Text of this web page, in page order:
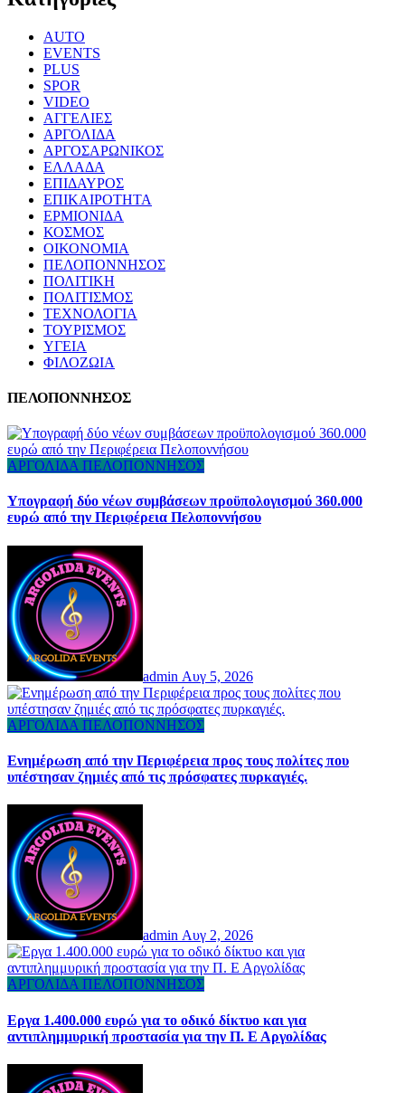
AUTO
EVENTS
PLUS
SPOR
VIDEO
ΑΓΓΕΛΙΕΣ
ΑΡΓΟΛΙΔΑ
ΑΡΓΟΣΑΡΩΝΙΚΟΣ
ΕΛΛΑΔΑ
ΕΠΙΔΑΥΡΟΣ
ΕΠΙΚΑΙΡΟΤΗΤΑ
ΕΡΜΙΟΝΙΔΑ
ΚΟΣΜΟΣ
ΟΙΚΟΝΟΜΙΑ
ΠΕΛΟΠΟΝΝΗΣΟΣ
ΠΟΛΙΤΙΚΗ
ΠΟΛΙΤΙΣΜΟΣ
ΤΕΧΝΟΛΟΓΙΑ
ΤΟΥΡΙΣΜΟΣ
ΥΓΕΙΑ
ΦΙΛΟΖΩΙΑ
ΠΕΛΟΠΟΝΝΗΣΟΣ
ΑΡΓΟΛΙΔΑ ΠΕΛΟΠΟΝΝΗΣΟΣ
Υπογραφή δύο νέων συμβάσεων προϋπολογισμού 360.000
ευρώ από την Περιφέρεια Πελοποννήσου
admin Αυγ 5, 2026
ΑΡΓΟΛΙΔΑ ΠΕΛΟΠΟΝΝΗΣΟΣ
Ενημέρωση από την Περιφέρεια προς τους πολίτες που
υπέστησαν ζημιές από τις πρόσφατες πυρκαγιές.
admin Αυγ 2, 2026
ΑΡΓΟΛΙΔΑ ΠΕΛΟΠΟΝΝΗΣΟΣ
Εργα 1.400.000 ευρώ για το οδικό δίκτυο και για
αντιπλημμυρική προστασία για την Π. Ε Αργολίδας